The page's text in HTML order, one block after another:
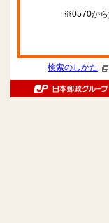
※0570から
検索のしかた